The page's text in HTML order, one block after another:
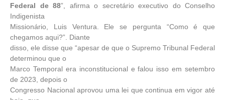
Federal de 88”, afirma o secretário executivo do Conselho
Indigenista
Missionário, Luis Ventura. Ele se pergunta “Como é que
chegamos aqui?”. Diante
disso, ele disse que “apesar de que o Supremo Tribunal Federal
determinou que o
Marco Temporal era inconstitucional e falou isso em setembro
de 2023, depois o
Congresso Nacional aprovou uma lei que continua em vigor até